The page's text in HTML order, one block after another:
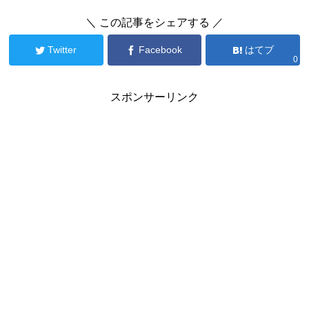
＼ この記事をシェアする ／
Twitter Facebook はてブ
0
スポンサーリンク